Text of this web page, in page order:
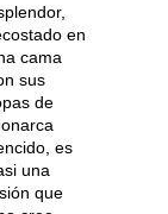
en
cama
sus
de
es
una
que